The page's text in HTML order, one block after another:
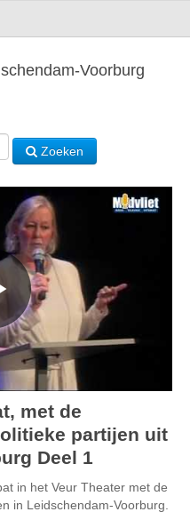
Voorburg
Zoeken
met de
partijen uit
Deel 1
in het Veur Theater met de
in Leidschendam-Voorburg.